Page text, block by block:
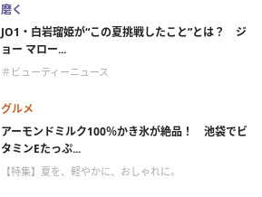
磨く
JO1・白岩瑠姫が“この夏挑戦したこと”とは？ ジ
ョー マロー...
＃ビューティーニュース
グルメ
アーモンドミルク100％かき氷が絶品！ 池袋でビ
タミンEたっぷ...
【特集】夏を、軽やかに、おしゃれに。